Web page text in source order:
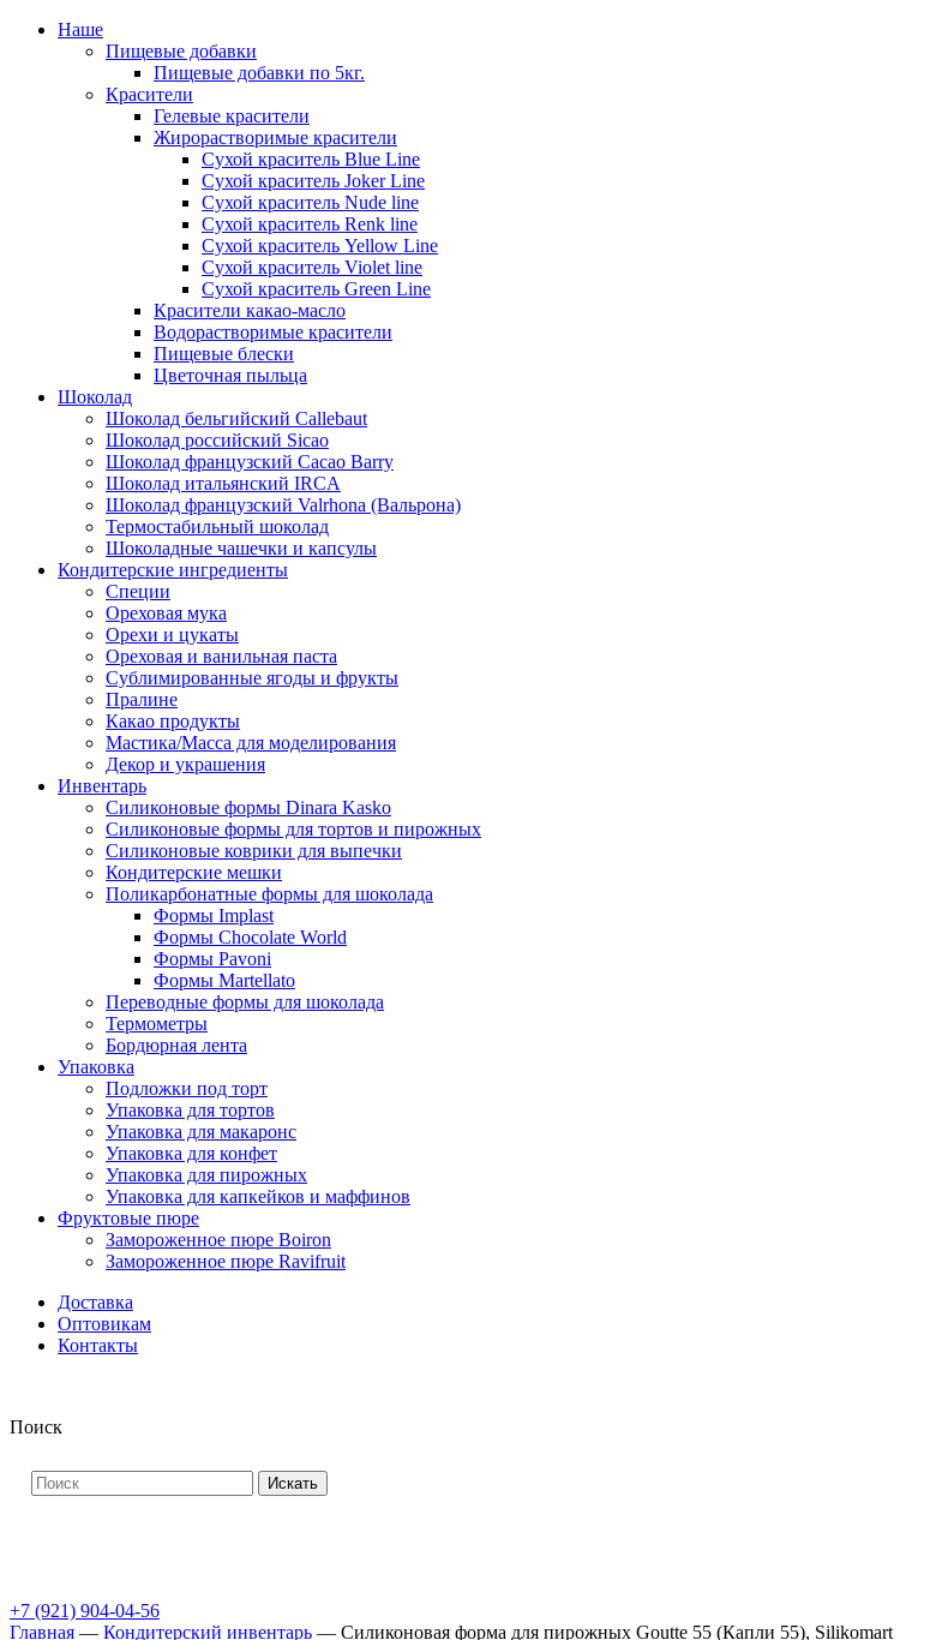
Наше
Пищевые добавки
Пищевые добавки по 5кг.
Красители
Гелевые красители
Жирорастворимые красители
Сухой краситель Blue Line
Сухой краситель Joker Line
Сухой краситель Nude line
Сухой краситель Renk line
Сухой краситель Yellow Line
Сухой краситель Violet line
Сухой краситель Green Line
Красители какао-масло
Водорастворимые красители
Пищевые блески
Цветочная пыльца
Шоколад
Шоколад бельгийский Callebaut
Шоколад российский Sicao
Шоколад французский Cacao Barry
Шоколад итальянский IRCA
Шоколад французский Valrhona (Вальрона)
Термостабильный шоколад
Шоколадные чашечки и капсулы
Кондитерские ингредиенты
Специи
Ореховая мука
Орехи и цукаты
Ореховая и ванильная паста
Сублимированные ягоды и фрукты
Пралине
Какао продукты
Мастика/Масса для моделирования
Декор и украшения
Инвентарь
Силиконовые формы Dinara Kasko
Силиконовые формы для тортов и пирожных
Силиконовые коврики для выпечки
Кондитерские мешки
Поликарбонатные формы для шоколада
Формы Implast
Формы Chocolate World
Формы Pavoni
Формы Martellato
Переводные формы для шоколада
Термометры
Бордюрная лента
Упаковка
Подложки под торт
Упаковка для тортов
Упаковка для макаронс
Упаковка для конфет
Упаковка для пирожных
Упаковка для капкейков и маффинов
Фруктовые пюре
Замороженное пюре Boiron
Замороженное пюре Ravifruit
Доставка
Оптовикам
Контакты
Поиск
Искать
+7 (921) 904-04-56
Главная — Кондитерский инвентарь — Силиконовая форма для пирожных Goutte 55 (Капли 55), Silikomart